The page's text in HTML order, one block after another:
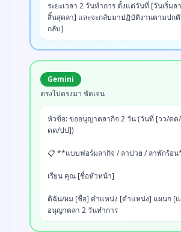
จึงเรียนมาเพื่อโปรดพิจารณาอนุญาต
ขอแสดงความนับถือ
[ชื่อ-นามสกุล]
ระยะเวลา 2 วันทำการ ตั้งแต่วันที่ [วันเริ่ม
สิ้นสุดลา] และจะกลับมาปฏิบัติงานตามปก
กลับ]
ในระหว่างที่ลางาน ได้มอบหมายงานให้กั
มอบหมาย] เรียบร้อยแล้ว พร้อมจัดเตรียมเอ
เพื่อให้การดำเนินงานเป็นไปอย่างต่อเนื่อง ห
ด่วน สามารถติดต่อได้ที่เบอร์ [หมายเลขโทร
ขอแสดงความนับถือ
Gemini
ตรงไปตรงมา ชัดเจน
หัวข้อ: ขออนุญาตลากิจ 2 วัน (วันที่ [วว/ดด
ดด/ปป])
📋 **แบบฟอร์มลากิจ / ลาป่วย / ลาพักร้อ
เรียน คุณ [ชื่อหัวหน้า]
ดิฉัน/ผม [ชื่อ] ตำแหน่ง [ตำแหน่ง] แผนก [
อนุญาตลา 2 วันทำการ